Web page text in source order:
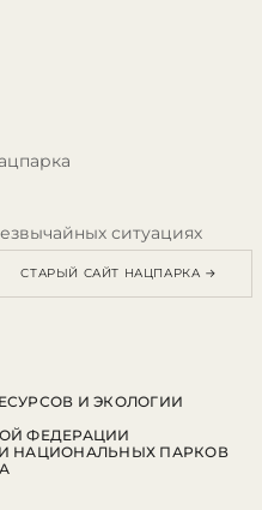
ситуациях
СТАРЫЙ САЙТ НАЦПАРКА →
И ЭКОЛОГИИ
ФЕДЕРАЦИИ
НАЦИОНАЛЬНЫХ ПАРКОВ